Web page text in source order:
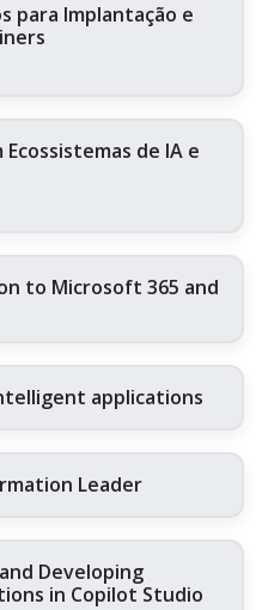
para Implantação e
de IA e
to Microsoft 365 and
applications
Leader
Developing
in Copilot Studio